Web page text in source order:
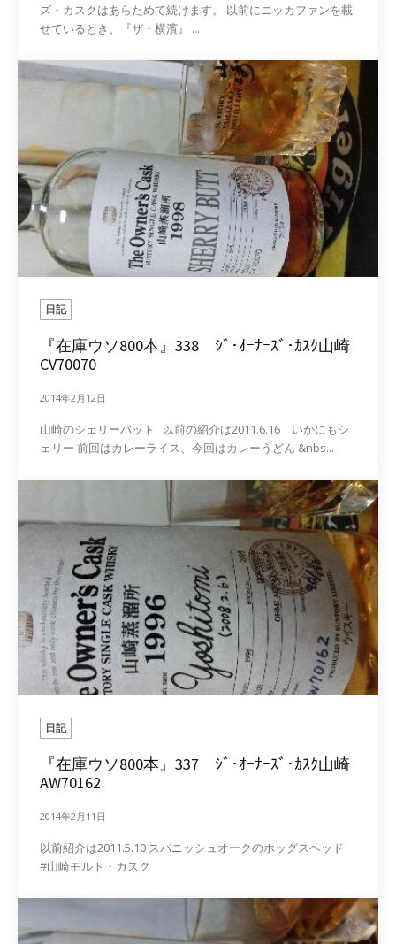
ズ・カスクはあらためて続けます。 以前にニッカファンを載
せているとき、『ザ・横濱』 ...
日記
『在庫ウソ800本』338 ｼﾞ･ｵｰﾅｰｽﾞ･ｶｽｸ山崎
CV70070
2014年2月12日
山崎のシェリーバット 以前の紹介は2011.6.16 いかにもシ
ェリー 前回はカレーライス、今回はカレーうどん &nbs...
日記
『在庫ウソ800本』337 ｼﾞ･ｵｰﾅｰｽﾞ･ｶｽｸ山崎
AW70162
2014年2月11日
以前紹介は2011.5.10 スパニッシュオークのホッグスヘッド
#山崎モルト・カスク